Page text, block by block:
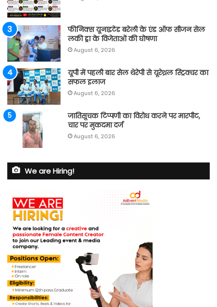
फीनिक्स यूनाइटेड बरेली के एंड ऑफ सीजन सेल
लकी ड्रा के विजेताओं की घोषणा
August 6, 2026
यूपी में पहली बार सेल थेरेपी से यूरेथ्रल स्ट्रिक्चर का
सफल इलाज
August 6, 2026
जातिसूचक टिप्पणी का विरोध करने पर मारपीट,
चार पर मुकदमा दर्ज
August 6, 2026
We are Hiring!